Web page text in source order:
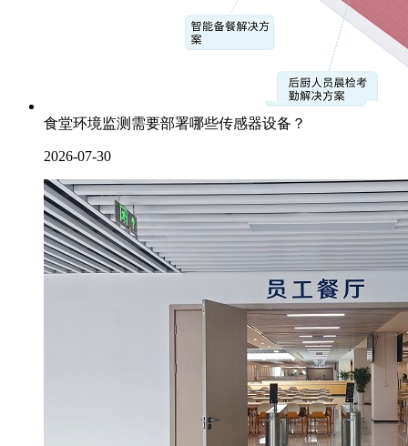
食堂环境监测需要部署哪些传感器设备？
2026-07-30